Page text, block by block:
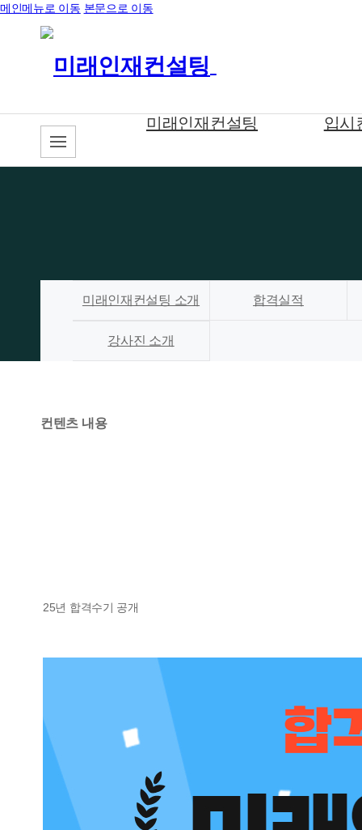
메인메뉴로 이동 본문으로 이동
미래인재컨설팅 소개 합격실적
강사진 소개
컨텐츠 내용
25년 합격수기 공개
미래인재컨설팅 입시